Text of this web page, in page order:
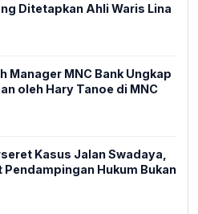
Ditetapkan Ahli Waris Lina
Manager MNC Bank Ungkap
oleh Hary Tanoe di MNC
Kasus Jalan Swadaya,
Pendampingan Hukum Bukan